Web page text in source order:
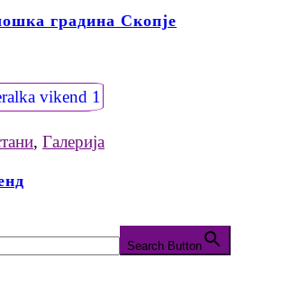
градина Скопје
, Галерија
Search Button